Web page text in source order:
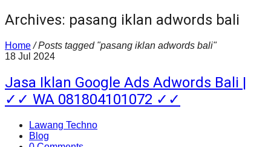
Archives: pasang iklan adwords bali
Home / Posts tagged "pasang iklan adwords bali"
18 Jul 2024
Jasa Iklan Google Ads Adwords Bali |
✓✓ WA 081804101072 ✓✓
Lawang Techno
Blog